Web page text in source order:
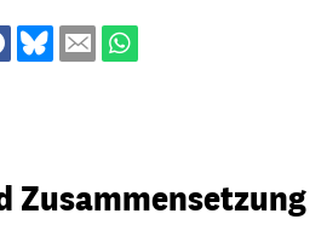
Zusammensetzung